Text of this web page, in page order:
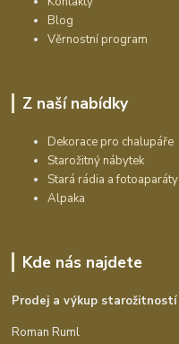
Blog
Věrnostní program
Z naší nabídky
Dekorace pro chalupáře
Starožitný nábytek
Stará rádia a fotoaparáty
Alpaka
Kde nás najdete
Prodej a výkup starožitností
Roman Ruml